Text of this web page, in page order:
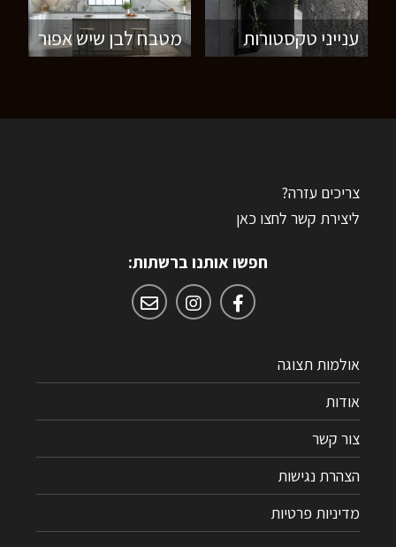
ענייני טקסטורות מטבח לבן שיש אפור
צריכים עזרה?
ליצירת קשר לחצו כאן
חפשו אותנו ברשתות:
אולמות תצוגה
אודות
צור קשר
הצהרת נגישות
מדיניות פרטיות